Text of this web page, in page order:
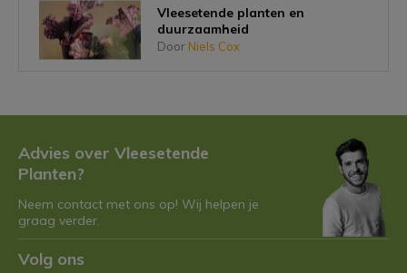
Vleesetende planten en
duurzaamheid
Door Niels Cox
Planten die vlees eten én schattig
Door Niels Cox
Niet alle vleesetende planten zijn
hetzelfde: de 7 coolste soorten
op een rij
Advies over Vleesetende
Planten?
Neem contact met ons op! Wij helpen je
graag verder.
Volg ons